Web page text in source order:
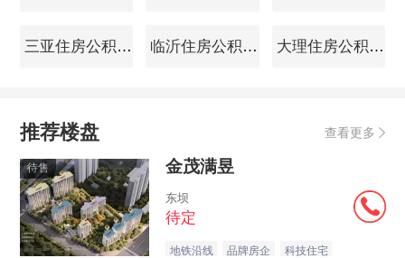
三亚住房公积金查询 临沂住房公积金查询 大理住房公积金查询
推荐楼盘 查看更多
待售 金茂满昱
东坝
待定
地铁沿线 品牌房企 科技住宅